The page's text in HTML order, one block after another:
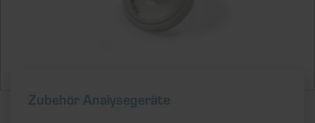
Zubehör Analysegeräte